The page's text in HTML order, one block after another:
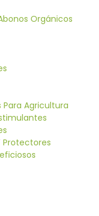
Orgánicos
Agricultura
Protectores